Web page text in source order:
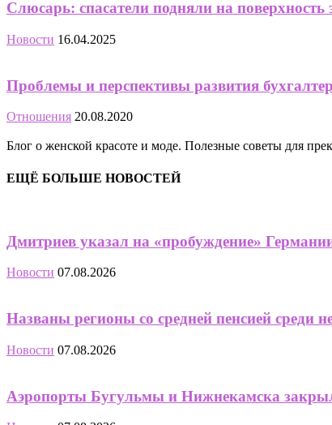
Слюсарь: спасатели подняли на
Новости 16.04.2025
Проблемы и перспективы развития
Отношения 20.08.2020
Блог о женской красоте и моде. Полезные советы для
ЕЩЁ БОЛЬШЕ НОВОСТЕЙ
Дмитриев указал на «пробуждение»
Новости 07.08.2026
Названы регионы со средней пенсией среди
Новости 07.08.2026
Аэропорты Бугульмы и Нижнекамска